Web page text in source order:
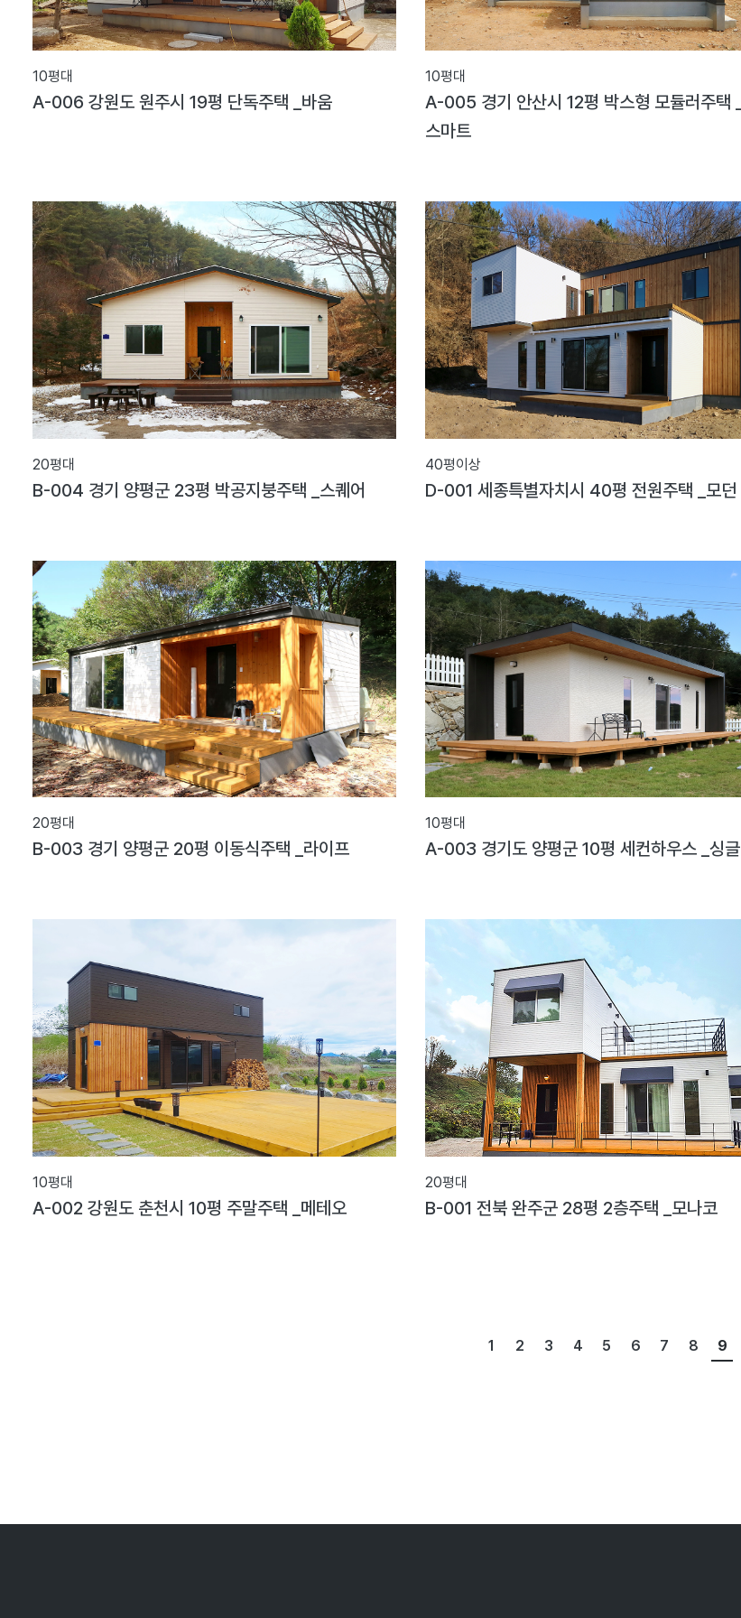
10평대
A-006 강원도 원주시 19평 단독주택 _바움
10평대
A-005 경기 안산시 12평 박스형 모듈러주택 _
스마트
20평대
B-004 경기 양평군 23평 박공지붕주택 _스퀘어
40평이상
D-001 세종특별자치시 40평 전원주택 _모던
20평대
B-003 경기 양평군 20평 이동식주택 _라이프
10평대
A-003 경기도 양평군 10평 세컨하우스 _싱글
10평대
A-002 강원도 춘천시 10평 주말주택 _메테오
20평대
B-001 전북 완주군 28평 2층주택 _모나코
1 2 3 4 5 6 7 8 9